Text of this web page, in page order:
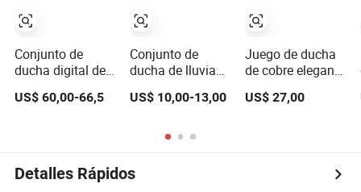
Conjunto de
ducha digital de
por mayor
US$ 60,00-66,5
Conjunto de
ducha de lluvia
artículos
(NS3311)
US$ 10,00-13,00
Juego de ducha
de cobre elegante
moderno y
US$ 27,00
Detalles Rápidos